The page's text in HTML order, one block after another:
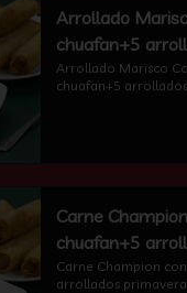
Arrollado
chuafan+5
primavera
Arrollado Marisco
chuafan+5
Carne
chuafan+5
primavera
Carne Champion
arrollados primavera